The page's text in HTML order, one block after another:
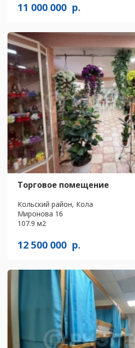
11 000 000 р.
Торговое помещение
Кольский район, Кола
Миронова 16
107.9 м2
12 500 000 р.